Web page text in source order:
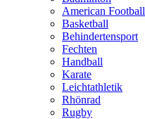
American Football
Basketball
Behindertensport
Fechten
Handball
Karate
Leichtathletik
Rhönrad
Rugby